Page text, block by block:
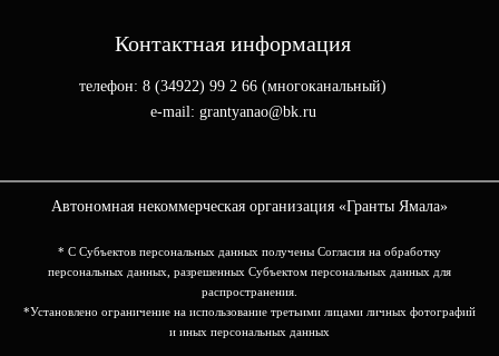
Контактная информация
телефон: 8 (34922) 99 2 66 (многоканальный)
e-mail: grantyanao@bk.ru
Автономная некоммерческая организация «Гранты Ямала»
* С Субъектов персональных данных получены Согласия на обработку
персональных данных, разрешенных Субъектом персональных данных для
распространения.
*Установлено ограничение на использование третьими лицами личных фотографий
и иных персональных данных